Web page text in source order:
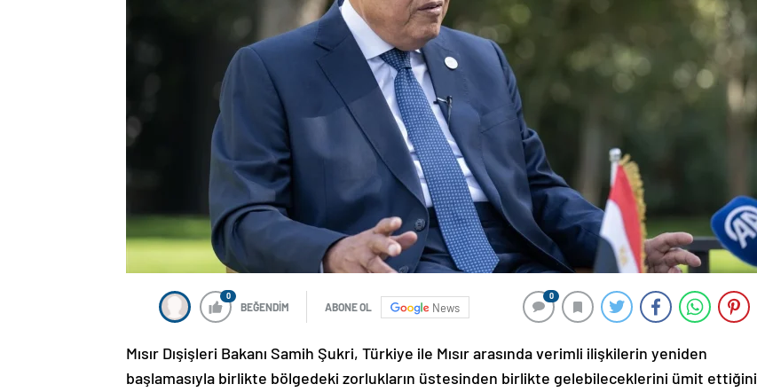
0
BEĞENDİM ABONE OL News
0
Mısır Dışişleri Bakanı Samih Şukri, Türkiye ile Mısır arasında verimli ilişkilerin yeniden
başlamasıyla birlikte bölgedeki zorlukların üstesinden birlikte gelebileceklerini ümit ettiğini